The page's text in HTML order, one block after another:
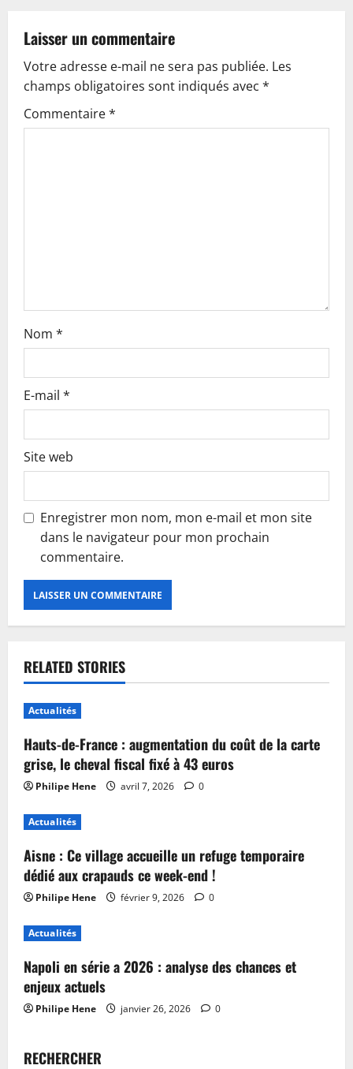
v
i
g
Laisser un commentaire
Votre adresse e-mail ne sera pas publiée. Les
champs obligatoires sont indiqués avec *
Commentaire*
Nom *
E-mail *
Site web
Enregistrer mon nom, mon e-mail et mon site
dans le navigateur pour mon prochain
commentaire.
RELATED STORIES
Actualités
Hauts-de-France : augmentation du coût de la carte
grise, le cheval fiscal fixé à 43 euros
Philipe Hene avril 7, 2026 0
Actualités
Aisne : Ce village accueille un refuge temporaire
dédié aux crapauds ce week-end !
Philipe Hene février 9, 2026 0
Actualités
Napoli en série a 2026 : analyse des chances et
enjeux actuels
Philipe Hene janvier 26, 2026 0
RECHERCHER